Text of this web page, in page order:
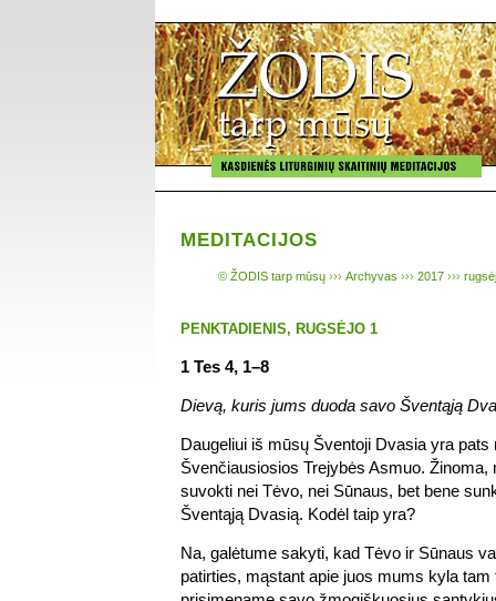
MEDITACIJOS
© ŽODIS tarp mūsų ››› Archyvas ››› 2017 ›››
PENKTADIENIS, RUGSĖJO 1
1 Tes 4, 1–8
Dievą, kuris jums duoda savo Šventąją
Daugeliui iš mūsų Šventoji Dvasia yra pats
Švenčiausiosios Trejybės Asmuo. Žinoma,
suvokti nei Tėvo, nei Sūnaus, bet bene
Šventąją Dvasią. Kodėl taip yra?
Na, galėtume sakyti, kad Tėvo ir Sūnaus
patirties, mąstant apie juos mums kyla